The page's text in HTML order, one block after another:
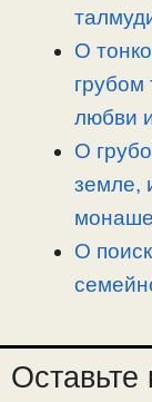
О
грубом
любви
О
земле,
О